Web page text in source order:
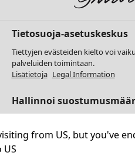
from US, but you've
US
Tietosuoja-asetuskeskus
Tiettyjen evästeiden kielto voi
palveluiden toimintaan.
Lisätietoja Legal Information
Hallinnoi
Välttämättömät